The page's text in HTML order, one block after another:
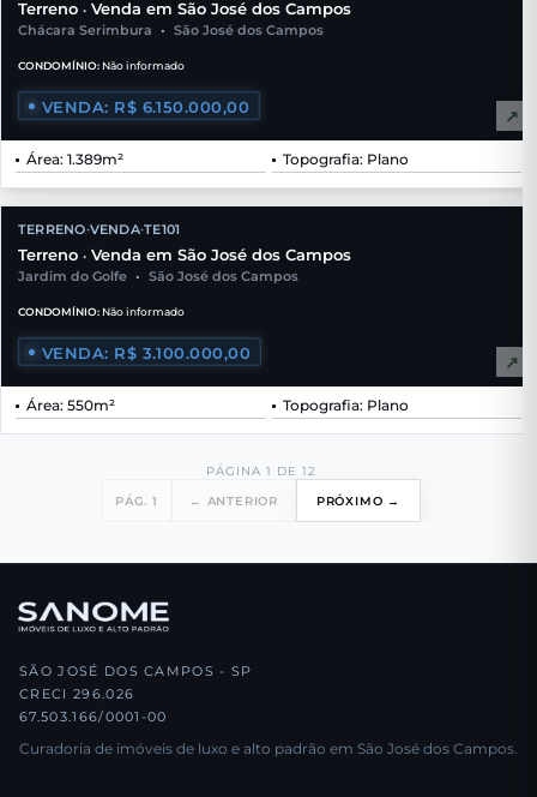
Terreno • Venda em São José dos Campos
Chácara Serimbura • São José dos Campos
CONDOMÍNIO: Não informado
VENDA: R$ 6.150.000,00 ↗
Área: 1.389m² Topografia: Plano
TERRENO•VENDA•TE101
Terreno • Venda em São José dos Campos
Jardim do Golfe • São José dos Campos
CONDOMÍNIO: Não informado
VENDA: R$ 3.100.000,00 ↗
Área: 550m² Topografia: Plano
PÁG. 1 ← ANTERIOR
PÁGINA 1 DE 12
PRÓXIMO →
SÃO JOSÉ DOS CAMPOS - SP
CRECI 296.026
67.503.166/0001-00
Curadoria de imóveis de luxo e alto padrão em São José dos Campos.